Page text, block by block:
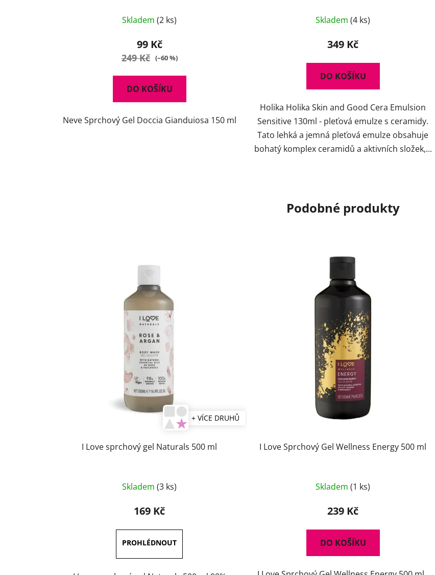
Skladem(2 ks)
99 Kč
249 Kč (–60 %)
DO KOŠÍKU
Neve Sprchový Gel Doccia Gianduiosa 150 ml
Skladem(4 ks)
349 Kč
DO KOŠÍKU
Holika Holika Skin and Good Cera Emulsion
Sensitive 130ml - pleťová emulze s ceramidy.
Tato lehká a jemná pleťová emulze obsahuje
bohatý komplex ceramidů a aktivních složek,...
Podobné produkty
+ VÍCE DRUHŮ
I Love sprchový gel Naturals 500 ml
Skladem(3 ks)
169 Kč
I Love Sprchový Gel Wellness Energy 500 ml
Skladem(1 ks)
239 Kč
DO KOŠÍKU